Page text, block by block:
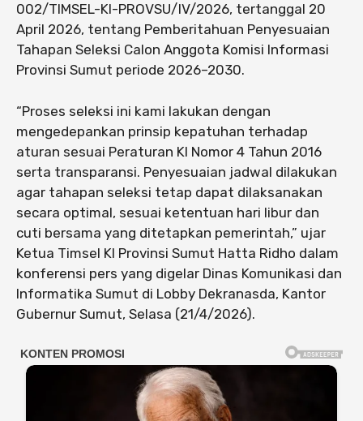
002/TIMSEL-KI-PROVSU/IV/2026, tertanggal 20
April 2026, tentang Pemberitahuan Penyesuaian
Tahapan Seleksi Calon Anggota Komisi Informasi
Provinsi Sumut periode 2026–2030.
“Proses seleksi ini kami lakukan dengan
mengedepankan prinsip kepatuhan terhadap
aturan sesuai Peraturan KI Nomor 4 Tahun 2016
serta transparansi. Penyesuaian jadwal dilakukan
agar tahapan seleksi tetap dapat dilaksanakan
secara optimal, sesuai ketentuan hari libur dan
cuti bersama yang ditetapkan pemerintah,” ujar
Ketua Timsel KI Provinsi Sumut Hatta Ridho dalam
konferensi pers yang digelar Dinas Komunikasi dan
Informatika Sumut di Lobby Dekranasda, Kantor
Gubernur Sumut, Selasa (21/4/2026).